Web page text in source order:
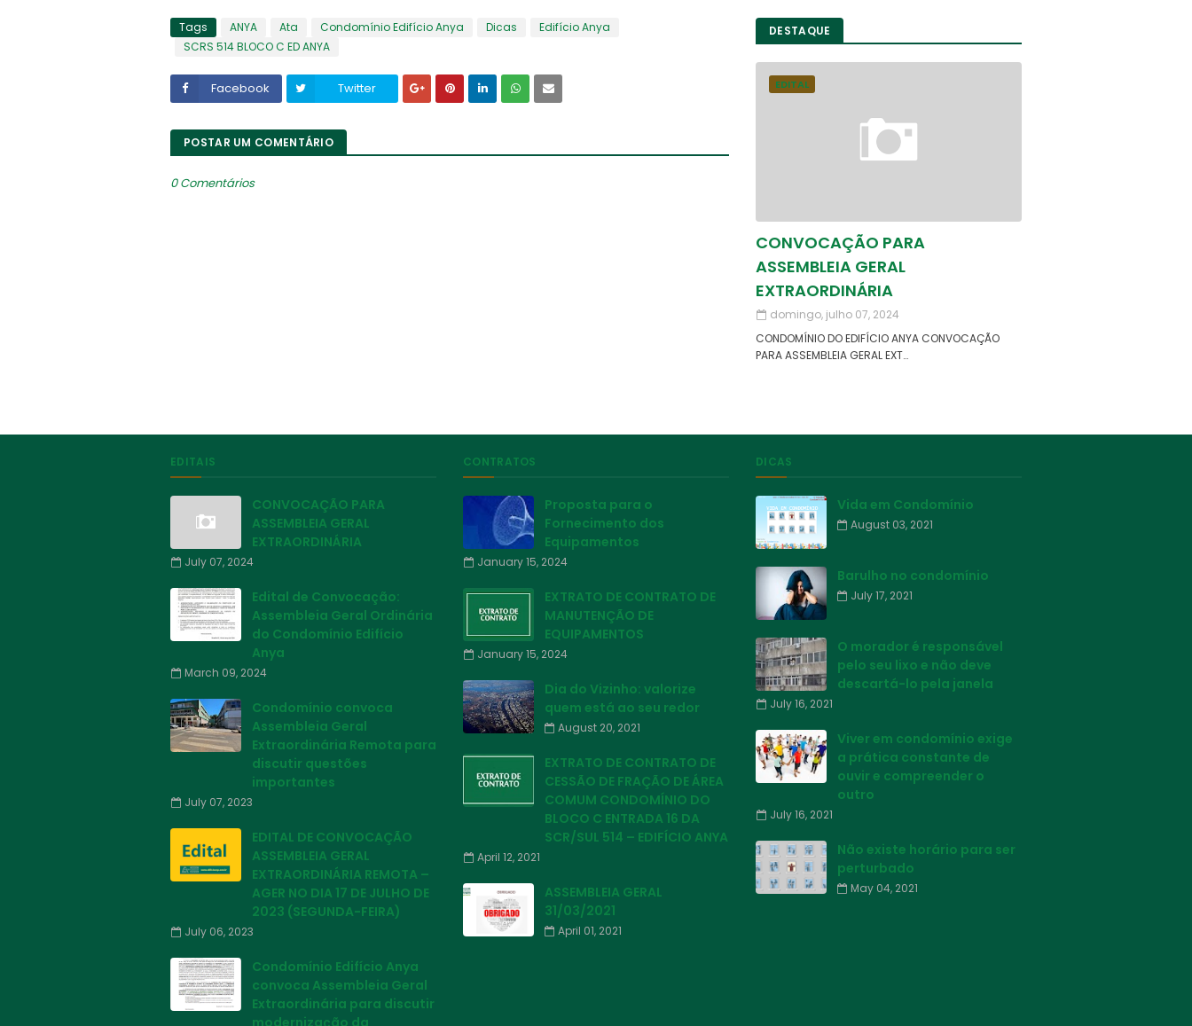
Tags ANYA Ata Condomínio Edifício Anya Dicas
Edifício Anya
SCRS 514 BLOCO C ED ANYA
Facebook Twitter
POSTAR UM COMENTÁRIO
0 Comentários
DESTAQUE
EDITAL
CONVOCAÇÃO PARA
ASSEMBLEIA GERAL
EXTRAORDINÁRIA
domingo, julho 07, 2024
CONDOMÍNIO DO EDIFÍCIO ANYA CONVOCAÇÃO
PARA ASSEMBLEIA GERAL EXT…
EDITAIS
CONVOCAÇÃO PARA
ASSEMBLEIA GERAL
EXTRAORDINÁRIA
July 07, 2024
Edital de Convocação:
Assembleia Geral Ordinária
do Condomínio Edifício
Anya
March 09, 2024
Condomínio convoca
Assembleia Geral
Extraordinária Remota para
discutir questões
importantes
July 07, 2023
EDITAL DE CONVOCAÇÃO
ASSEMBLEIA GERAL
EXTRAORDINÁRIA REMOTA –
AGER NO DIA 17 DE JULHO DE
2023 (SEGUNDA-FEIRA)
July 06, 2023
Condomínio Edifício Anya
convoca Assembleia Geral
Extraordinária para discutir
modernização da
CONTRATOS
Proposta para o
Fornecimento dos
Equipamentos
January 15, 2024
EXTRATO DE CONTRATO DE
MANUTENÇÃO DE
EQUIPAMENTOS
January 15, 2024
Dia do Vizinho: valorize
quem está ao seu redor
August 20, 2021
EXTRATO DE CONTRATO DE
CESSÃO DE FRAÇÃO DE ÁREA
COMUM CONDOMÍNIO DO
BLOCO C ENTRADA 16 DA
SCR/SUL 514 – EDIFÍCIO ANYA
April 12, 2021
ASSEMBLEIA GERAL
31/03/2021
April 01, 2021
DICAS
Vida em Condomínio
August 03, 2021
Barulho no condomínio
July 17, 2021
O morador é responsável
pelo seu lixo e não deve
descartá-lo pela janela
July 16, 2021
Viver em condomínio exige
a prática constante de
ouvir e compreender o
outro
July 16, 2021
Não existe horário para ser
perturbado
May 04, 2021